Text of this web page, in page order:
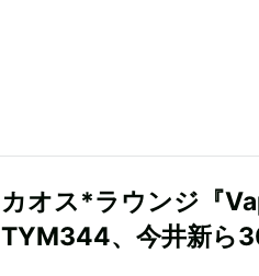
カオス*ラウンジ『
TYM344、今井新ら